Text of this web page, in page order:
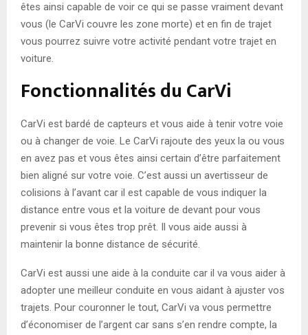
êtes ainsi capable de voir ce qui se passe vraiment devant
vous (le CarVi couvre les zone morte) et en fin de trajet
vous pourrez suivre votre activité pendant votre trajet en
voiture.
Fonctionnalités du CarVi
CarVi est bardé de capteurs et vous aide à tenir votre voie
ou à changer de voie. Le CarVi rajoute des yeux la ou vous
en avez pas et vous êtes ainsi certain d’être parfaitement
bien aligné sur votre voie. C’est aussi un avertisseur de
colisions à l’avant car il est capable de vous indiquer la
distance entre vous et la voiture de devant pour vous
prevenir si vous êtes trop prêt. Il vous aide aussi à
maintenir la bonne distance de sécurité.
CarVi est aussi une aide à la conduite car il va vous aider à
adopter une meilleur conduite en vous aidant à ajuster vos
trajets. Pour couronner le tout, CarVi va vous permettre
d’économiser de l’argent car sans s’en rendre compte, la